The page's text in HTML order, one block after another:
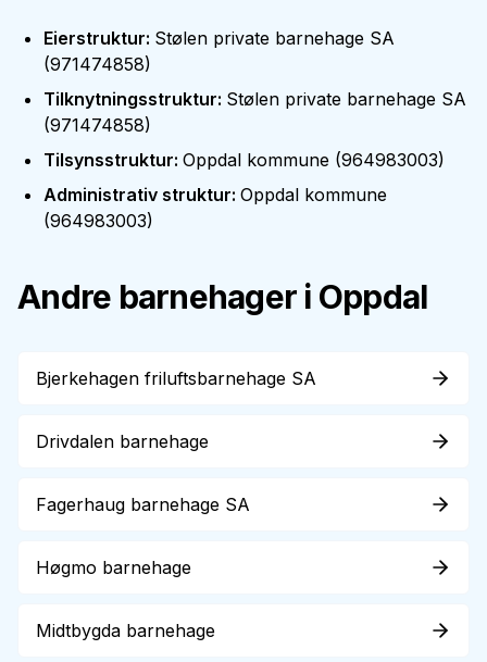
Eierstruktur: Stølen private barnehage SA
(971474858)
Tilknytningsstruktur: Stølen private barnehage SA
(971474858)
Tilsynsstruktur: Oppdal kommune (964983003)
Administrativ struktur: Oppdal kommune
(964983003)
Andre barnehager i Oppdal
Bjerkehagen friluftsbarnehage SA
Drivdalen barnehage
Fagerhaug barnehage SA
Høgmo barnehage
Midtbygda barnehage